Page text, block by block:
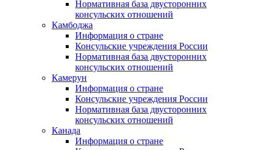
Нормативная база двусторонних
консульских отношений
Камбоджа
Информация о стране
Консульские учреждения России
Нормативная база двусторонних
консульских отношений
Камерун
Информация о стране
Консульские учреждения России
Нормативная база двусторонних
консульских отношений
Канада
Информация о стране